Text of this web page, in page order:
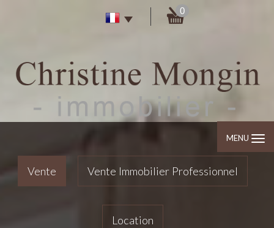
0
MENU
Vente Vente Immobilier Professionnel
Location